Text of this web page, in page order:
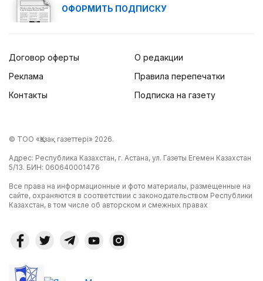
ОФОРМИТЬ ПОДПИСКУ
Договор оферты
Реклама
Контакты
О редакции
Правила перепечатки
Подписка на газету
© ТОО «Қазақ газеттері» 2026.
Адрес: Республика Казахстан, г. Астана, ул. Газеты Егемен Казахстан
5/13. БИН: 060640001476
Все права на информационные и фото материалы, размещенные на
сайте, охраняются в соответствии с законодательством Республики
Казахстан, в том числе об авторском и смежных правах